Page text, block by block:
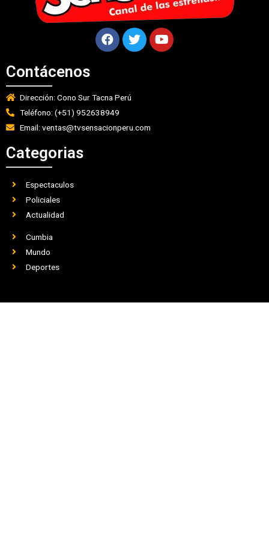
Contácenos
Dirección: Cono Sur Tacna Perú
Teléfono: (+51) 952638949
Email: ventas@tvsensacionperu.com
Categorias
Espectaculos
Policiales
Actualidad
Cumbia
Mundo
Deportes